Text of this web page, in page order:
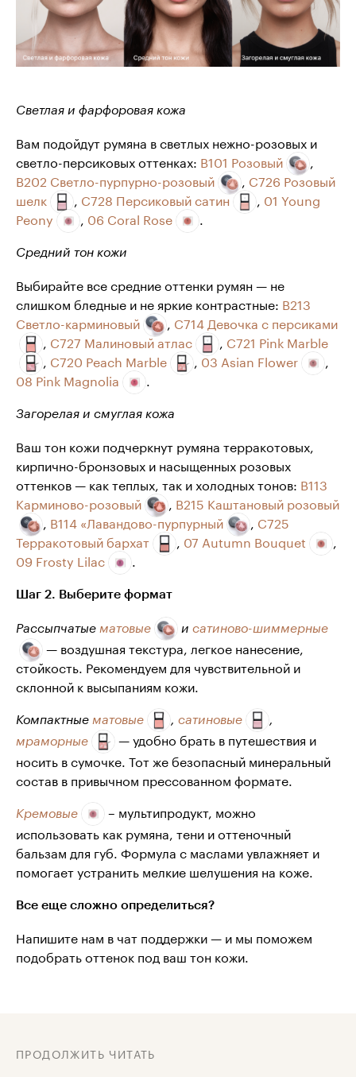
Светлая и фарфоровая кожа
Вам подойдут румяна в светлых нежно-розовых и
светло-персиковых оттенках: B101 Розовый
B202 Светло-пурпурно-розовый
С726 Розовый
шелк
С728 Персиковый сатин
01 Young
Peony
06 Coral Rose
Средний тон кожи
Выбирайте все средние оттенки румян — не
слишком бледные и не яркие контрастные: B213
Светло-карминовый
С714 Девочка с персиками
С727 Малиновый атлас
C721 Pink Marble
С720 Peach Marble 03 Asian Flower
08 Pink Magnolia
Загорелая и смуглая кожа
Ваш тон кожи подчеркнут румяна терракотовых,
кирпично-бронзовых и насыщенных розовых
оттенков — как теплых, так и холодных тонов: B113
Карминово-розовый
B215 Каштановый розовый
B114 «Лавандово-пурпурный
С725
Терракотовый бархат
07 Autumn Bouquet
09 Frosty Lilac
Шаг 2. Выберите формат
Рассыпчатые матовые и сатиново-шиммерные
— воздушная текстура, легкое нанесение,
стойкость. Рекомендуем для чувствительной и
склонной к высыпаниям кожи.
Компактные матовые , сатиновые
,
мраморные
— удобно брать в путешествия и
носить в сумочке. Тот же безопасный минеральный
состав в привычном прессованном формате.
Кремовые
– мультипродукт, можно
использовать как румяна, тени и оттеночный
бальзам для губ. Формула с маслами увлажняет и
помогает устранить мелкие шелушения на коже.
Все еще сложно определиться?
Напишите нам в чат поддержки — и мы поможем
подобрать оттенок под ваш тон кожи.
ПРОДОЛЖИТЬ ЧИТАТЬ